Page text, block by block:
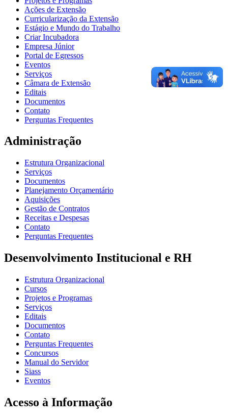
Ações de Extensão
Curricularização da Extensão
Estágio e Mundo do Trabalho
Criar Incubadora
Empresa Júnior
Portal de Egressos
Eventos
Serviços
Câmara de Extensão
Editais
Documentos
Contato
Perguntas Frequentes
Administração
Estrutura Organizacional
Serviços
Documentos
Planejamento Orçamentário
Aquisições
Gestão de Contratos
Receitas e Despesas
Contato
Perguntas Frequentes
Desenvolvimento Institucional e RH
Estrutura Organizacional
Cursos
Projetos e Programas
Serviços
Editais
Documentos
Contato
Perguntas Frequentes
Concursos
Manual do Servidor
Siass
Eventos
Acesso à Informação